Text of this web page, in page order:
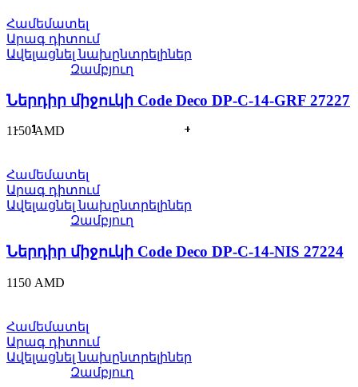
Համեմատել
Արագ դիտում
Ավելացնել նախընտրելիներ
Զամբյուղ
Ներդիր միջուկի Code Deco DP-C-14-GRF 27227
1150AMD
Համեմատել
Արագ դիտում
Ավելացնել նախընտրելիներ
Զամբյուղ
Ներդիր միջուկի Code Deco DP-C-14-NIS 27224
1150 AMD
Համեմատել
Արագ դիտում
Ավելացնել նախընտրելիներ
Զամբյուղ